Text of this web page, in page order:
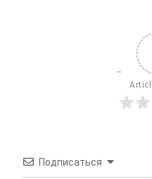
Подписаться